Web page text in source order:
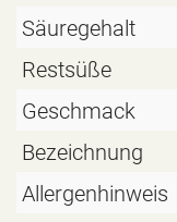
Säuregehalt
Restsüße
Geschmack
Bezeichnung
Allergenhinweis